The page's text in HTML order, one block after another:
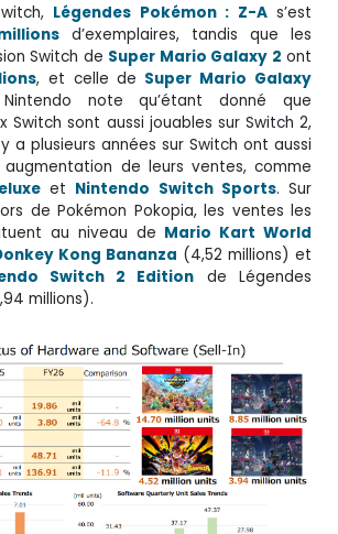
Légendes Pokémon : Z-As’est
d’exemplaires, tandis que les
Switch de Super Mario Galaxy 2 ont
, et celle de Super Mario Galaxy
note qu’étant donné que
Switch sont aussi jouables sur Switch 2,
a plusieurs années sur Switch ont aussi
de leurs ventes, comme
et Nintendo Switch Sports. Sur
de Pokémon Pokopia, les ventes les
au niveau de Mario Kart World
Kong Bananza (4,52 millions) et
Switch 2 Edition de Légendes
millions).